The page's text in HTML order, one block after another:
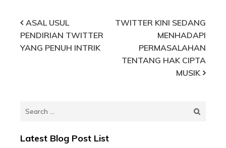
Post
navigation
ASAL USUL
PENDIRIAN TWITTER
YANG PENUH INTRIK
TWITTER KINI SEDANG
MENHADAPI
PERMASALAHAN
TENTANG HAK CIPTA
MUSIK
Search
Latest Blog Post List